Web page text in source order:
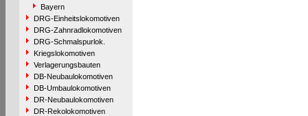
Bayern
DRG-Einheitslokomotiven
DRG-Zahnradlokomotiven
DRG-Schmalspurlok.
Kriegslokomotiven
Verlagerungsbauten
DB-Neubaulokomotiven
DB-Umbaulokomotiven
DR-Neubaulokomotiven
DR-Rekolokomotiven